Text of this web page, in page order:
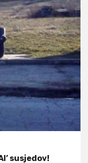
susjedov!